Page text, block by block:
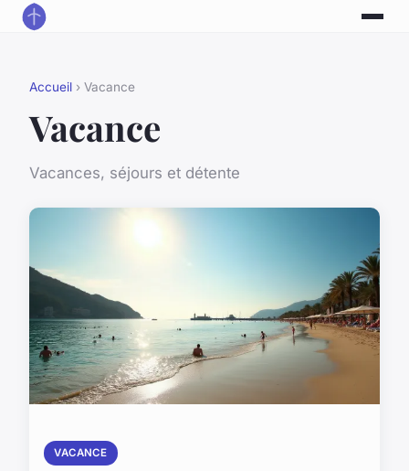
Accueil › Vacance
Vacance
Vacances, séjours et détente
VACANCE